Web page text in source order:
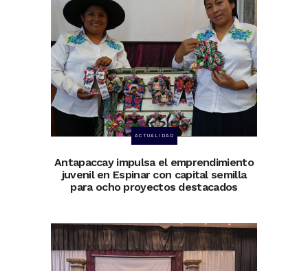
ACTUALIDAD
Antapaccay impulsa el emprendimiento
juvenil en Espinar con capital semilla
para ocho proyectos destacados